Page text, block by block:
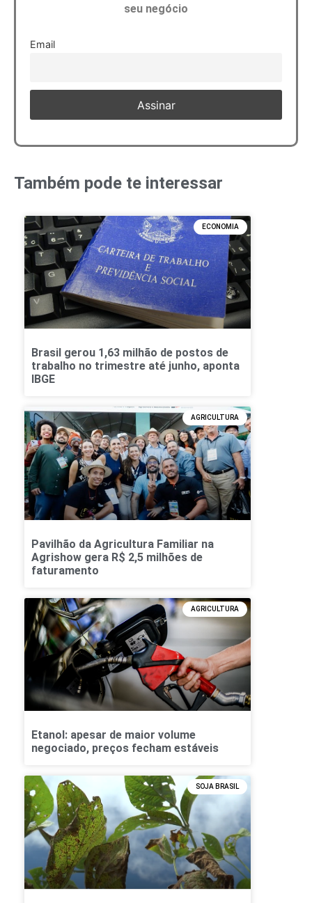
seu negócio
Email
Também pode te interessar
ECONOMIA
Brasil gerou 1,63 milhão de postos de
trabalho no trimestre até junho, aponta
IBGE
AGRICULTURA
Pavilhão da Agricultura Familiar na
Agrishow gera R$ 2,5 milhões de
faturamento
AGRICULTURA
Etanol: apesar de maior volume
negociado, preços fecham estáveis
SOJA BRASIL